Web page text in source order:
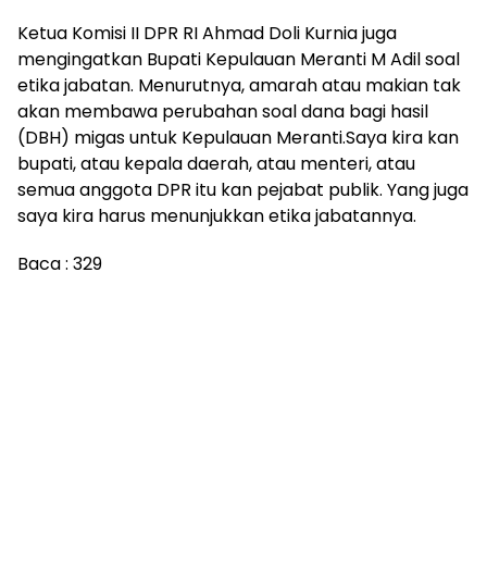
Ketua Komisi II DPR RI Ahmad Doli Kurnia juga
mengingatkan Bupati Kepulauan Meranti M Adil soal
etika jabatan. Menurutnya, amarah atau makian tak
akan membawa perubahan soal dana bagi hasil
(DBH) migas untuk Kepulauan Meranti.Saya kira kan
bupati, atau kepala daerah, atau menteri, atau
semua anggota DPR itu kan pejabat publik. Yang juga
saya kira harus menunjukkan etika jabatannya.
Baca : 329